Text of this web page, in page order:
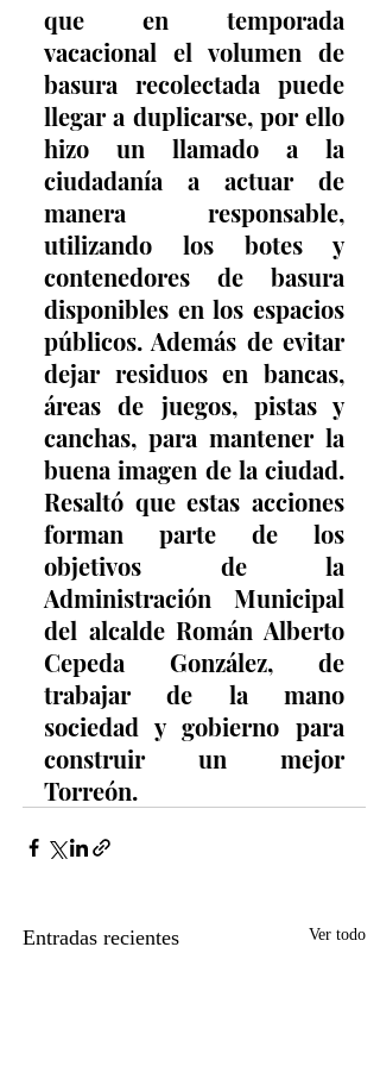
que en temporada
vacacional el volumen de
basura recolectada puede
llegar a duplicarse, por ello
hizo un llamado a la
ciudadanía a actuar de
manera responsable,
utilizando los botes y
contenedores de basura
disponibles en los espacios
públicos. Además de evitar
dejar residuos en bancas,
áreas de juegos, pistas y
canchas, para mantener la
buena imagen de la ciudad.
Resaltó que estas acciones
forman parte de los
objetivos de la
Administración Municipal
del alcalde Román Alberto
Cepeda González, de
trabajar de la mano
sociedad y gobierno para
construir un mejor
Torreón.
Entradas recientes Ver todo